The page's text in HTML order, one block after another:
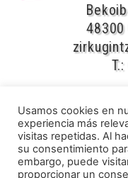
48300
Usamos cookies en
experiencia más
visitas repetidas. Al
su consentimiento
embargo, puede
proporcionar un